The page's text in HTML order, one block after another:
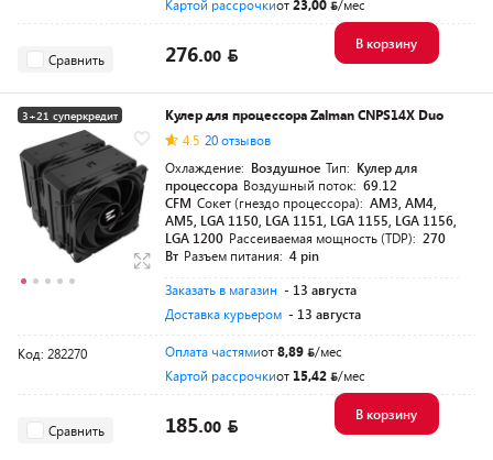
Картой рассрочкиот23,00 /мес
Сравнить 276.00
В корзину
3+21 суперкредит
Разумная цена
Кулер для процессора Zalman CNPS14X Duo
4.5 20 отзывов
Охлаждение: Воздушное Тип: Кулер для
процессора Воздушный поток: 69.12
CFM Сокет (гнездо процессора): AM3, AM4,
AM5, LGA 1150, LGA 1151, LGA 1155, LGA 1156,
LGA 1200 Рассеиваемая мощность (TDP): 270
Вт Разъем питания: 4 pin
Заказать в магазин - 13 августа
Доставка курьером - 13 августа
Код: 282270 Оплата частямиот8,89
/мес
Картой рассрочкиот 15,42 /мес
Сравнить 185.00
В корзину